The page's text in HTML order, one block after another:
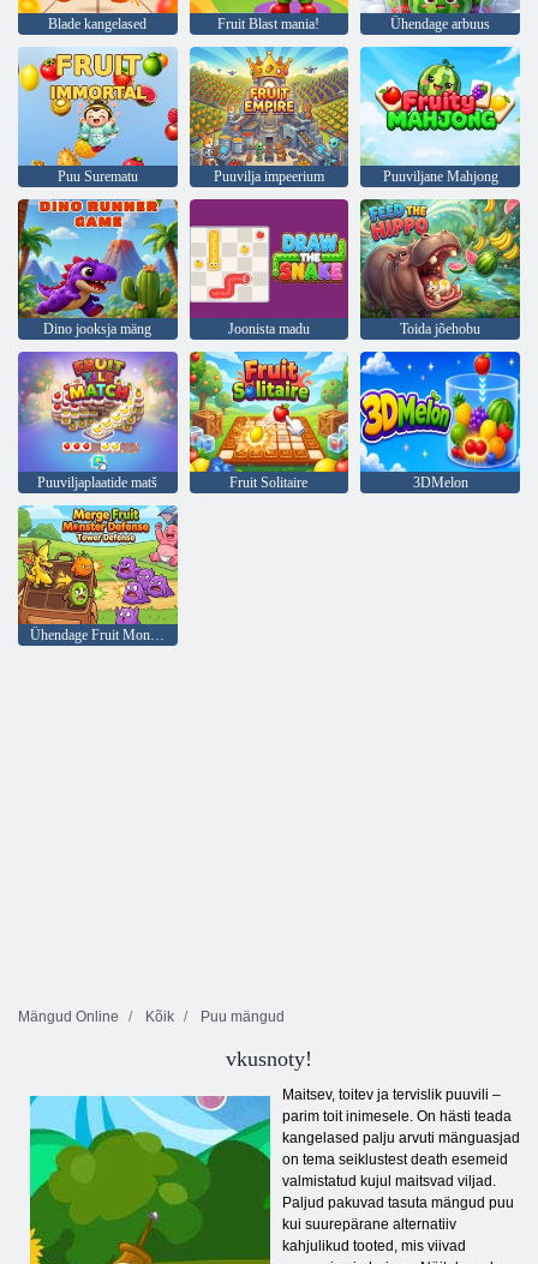
Blade kangelased Fruit Blast mania! Ühendage arbuus
Puu Surematu Puuvilja impeerium Puuviljane Mahjong
Dino jooksja mäng Joonista madu Toida jõehobu
Puuviljaplaatide matš Fruit Solitaire 3DMelon
Ühendage Fruit Monster Defense Tower Defense
Mängud Online Kõik Puu mängud
vkusnoty!
Maitsev, toitev ja tervislik puuvili –
parim toit inimesele. On hästi teada
kangelased palju arvuti mänguasjad
on tema seiklustest death esemeid
valmistatud kujul maitsvad viljad.
Paljud pakuvad tasuta mängud puu
kui suurepärane alternatiiv
kahjulikud tooted, mis viivad